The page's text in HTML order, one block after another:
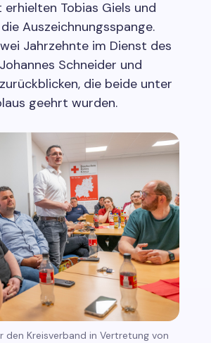
erhielten Tobias Giels und
Auszeichnungsspange.
Jahrzehnte im Dienst des
Schneider und
die beide unter
geehrt wurden.
den Kreisverband in Vertretung von